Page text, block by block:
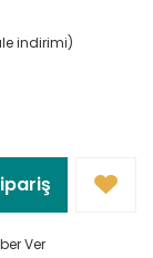
indirimi)
Ver